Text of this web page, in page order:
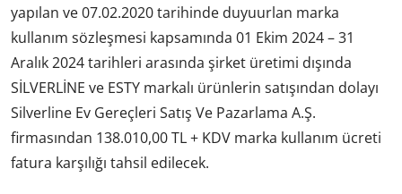
yapılan ve 07.02.2020 tarihinde duyuurlan marka
kullanım sözleşmesi kapsamında 01 Ekim 2024 – 31
Aralık 2024 tarihleri arasında şirket üretimi dışında
SİLVERLİNE ve ESTY markalı ürünlerin satışından dolayı
Silverline Ev Gereçleri Satış Ve Pazarlama A.Ş.
firmasından 138.010,00 TL + KDV marka kullanım ücreti
fatura karşılığı tahsil edilecek.